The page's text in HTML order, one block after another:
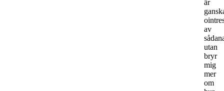
är
av
utan
bryr
mig
mer
om